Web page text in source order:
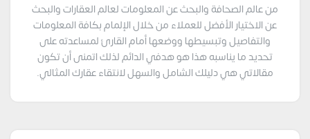
من عالم الصحافة والبحث عن المعلومات لعالم العقارات والبحث
عن الاختيار الأفضل للعملاء من خلال الإلمام بكافة المعلومات
والتفاصيل وتبسيطها ووضعها أمام القارئ لمساعدته على
تحديد ما يناسبه هذا هو هدفي الدائم لذلك اتمنى أن تكون
مقالاتي هي دليلك الشامل والسهل لانتقاء عقارك المثالي.